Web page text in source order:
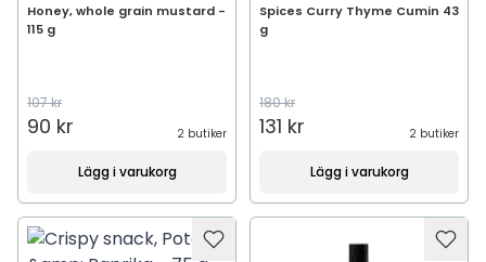
Honey, whole grain mustard -
115 g
107 kr
90 kr 2 butiker
Lägg i varukorg
Spices Curry Thyme Cumin 43
g
180 kr
131 kr 2 butiker
Lägg i varukorg